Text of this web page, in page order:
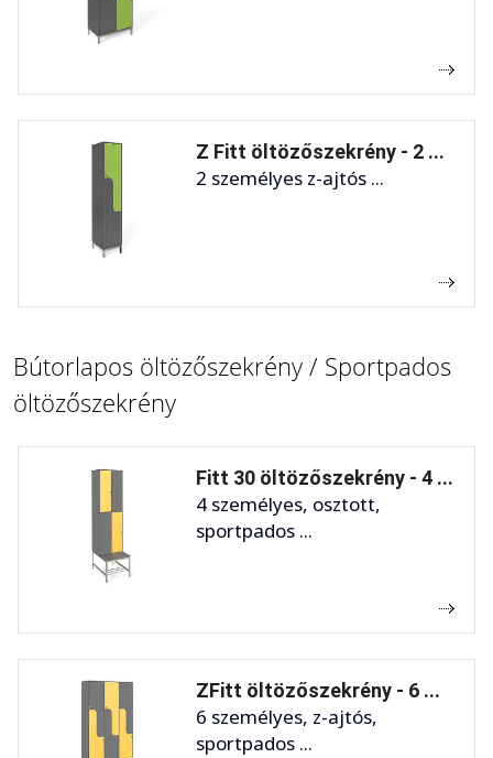
Z Fitt öltözőszekrény - 2 ...
2 személyes z-ajtós ...
Bútorlapos öltözőszekrény / Sportpados
öltözőszekrény
Fitt 30 öltözőszekrény - 4 ...
4 személyes, osztott,
sportpados ...
ZFitt öltözőszekrény - 6 ...
6 személyes, z-ajtós,
sportpados ...